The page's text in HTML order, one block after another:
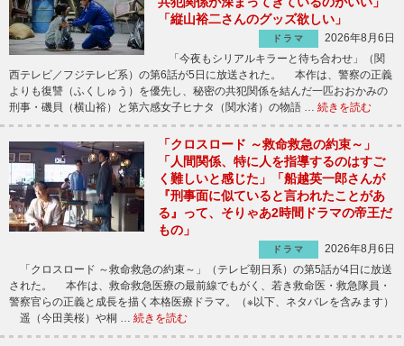
「縦山裕二さんのグッズ欲しい」
ドラマ
2026年8月6日
「今夜もシリアルキラーと待ち合わせ」（関
西テレビ／フジテレビ系）の第6話が5日に放送された。 本作は、警察の正義
よりも復讐（ふくしゅう）を優先し、秘密の共犯関係を結んだ一匹おおかみの
刑事・磯貝（横山裕）と第六感女子ヒナタ（関水渚）の物語 … 続きを読む
「クロスロード ～救命救急の約束～」
「人間関係、特に人を指導するのはすご
く難しいと感じた」「船越英一郎さんが
『刑事面に似ていると言われたことがあ
る』って、そりゃあ2時間ドラマの帝王だ
もの」
ドラマ
2026年8月6日
「クロスロード ～救命救急の約束～」（テレビ朝日系）の第5話が4日に放送
された。 本作は、救命救急医療の最前線でもがく、若き救命医・救急隊員・
警察官らの正義と成長を描く本格医療ドラマ。（※以下、ネタバレを含みます）
遥（今田美桜）や桐 … 続きを読む